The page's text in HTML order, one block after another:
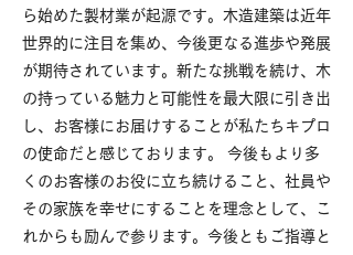
ら始めた製材業が起源です。木造建築は近年
世界的に注目を集め、今後更なる進歩や発展
が期待されています。新たな挑戦を続け、木
の持っている魅力と可能性を最大限に引き出
し、お客様にお届けすることが私たちキプロ
の使命だと感じております。 今後もより多
くのお客様のお役に立ち続けること、社員や
その家族を幸せにすることを理念として、こ
れからも励んで参ります。今後ともご指導と